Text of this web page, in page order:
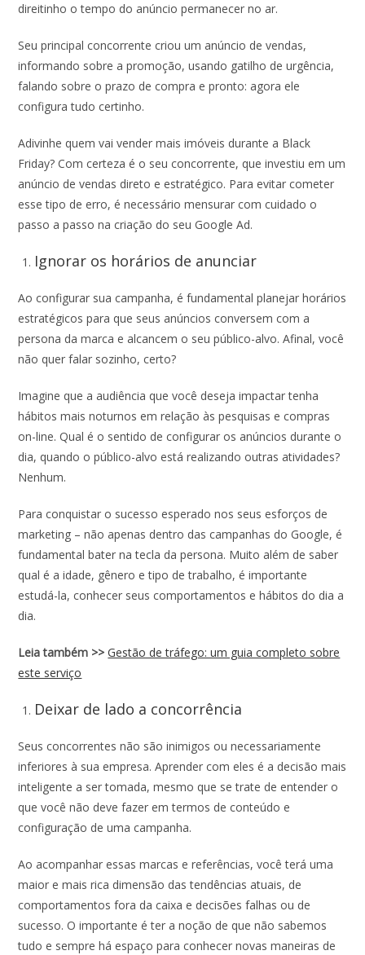
direitinho o tempo do anúncio permanecer no ar.
Seu principal concorrente criou um anúncio de vendas,
informando sobre a promoção, usando gatilho de urgência,
falando sobre o prazo de compra e pronto: agora ele
configura tudo certinho.
Adivinhe quem vai vender mais imóveis durante a Black
Friday? Com certeza é o seu concorrente, que investiu em um
anúncio de vendas direto e estratégico. Para evitar cometer
esse tipo de erro, é necessário mensurar com cuidado o
passo a passo na criação do seu Google Ad.
Ignorar os horários de anunciar
Ao configurar sua campanha, é fundamental planejar horários
estratégicos para que seus anúncios conversem com a
persona da marca e alcancem o seu público-alvo. Afinal, você
não quer falar sozinho, certo?
Imagine que a audiência que você deseja impactar tenha
hábitos mais noturnos em relação às pesquisas e compras
on-line. Qual é o sentido de configurar os anúncios durante o
dia, quando o público-alvo está realizando outras atividades?
Nenhum.
Para conquistar o sucesso esperado nos seus esforços de
marketing – não apenas dentro das campanhas do Google, é
fundamental bater na tecla da persona. Muito além de saber
qual é a idade, gênero e tipo de trabalho, é importante
estudá-la, conhecer seus comportamentos e hábitos do dia a
dia.
Leia também >> Gestão de tráfego: um guia completo sobre
este serviço
Deixar de lado a concorrência
Seus concorrentes não são inimigos ou necessariamente
inferiores à sua empresa. Aprender com eles é a decisão mais
inteligente a ser tomada, mesmo que se trate de entender o
que você não deve fazer em termos de conteúdo e
configuração de uma campanha.
Ao acompanhar essas marcas e referências, você terá uma
maior e mais rica dimensão das tendências atuais, de
comportamentos fora da caixa e decisões falhas ou de
sucesso. O importante é ter a noção de que não sabemos
tudo e sempre há espaço para conhecer novas maneiras de